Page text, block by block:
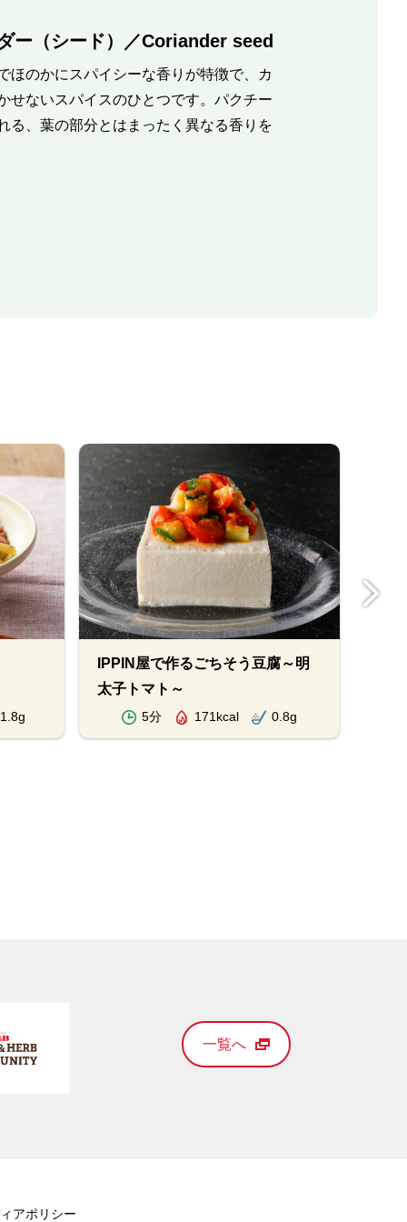
ー（シード）／Coriander seed
ほのかにスパイシーな香りが特徴で、カ
せないスパイスのひとつです。パクチー
る、葉の部分とはまったく異なる香りを
1.8g
IPPIN屋で作るごちそう豆腐～明
太子トマト～
5分 171kcal 0.8g
一覧へ
アポリシー